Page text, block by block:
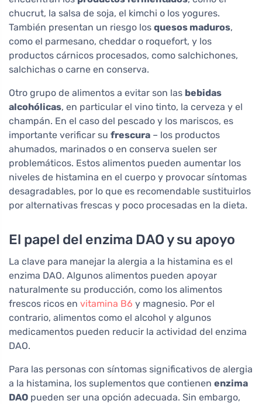
chucrut, la salsa de soja, el kimchi o los yogures.
También presentan un riesgo los quesos maduros,
como el parmesano, cheddar o roquefort, y los
productos cárnicos procesados, como salchichones,
salchichas o carne en conserva.
Otro grupo de alimentos a evitar son las bebidas
alcohólicas, en particular el vino tinto, la cerveza y el
champán. En el caso del pescado y los mariscos, es
importante verificar su frescura – los productos
ahumados, marinados o en conserva suelen ser
problemáticos. Estos alimentos pueden aumentar los
niveles de histamina en el cuerpo y provocar síntomas
desagradables, por lo que es recomendable sustituirlos
por alternativas frescas y poco procesadas en la dieta.
El papel del enzima DAO y su apoyo
La clave para manejar la alergia a la histamina es el
enzima DAO. Algunos alimentos pueden apoyar
naturalmente su producción, como los alimentos
frescos ricos en vitamina B6 y magnesio. Por el
contrario, alimentos como el alcohol y algunos
medicamentos pueden reducir la actividad del enzima
DAO.
Para las personas con síntomas significativos de alergia
a la histamina, los suplementos que contienen enzima
DAO pueden ser una opción adecuada. Sin embargo,